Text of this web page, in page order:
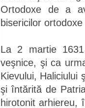
Ortodoxe de a
bisericilor
La 2 martie
veşnice, şi ca
Kievului, Haliciului
şi întărită de
hirotonit arhiereu,